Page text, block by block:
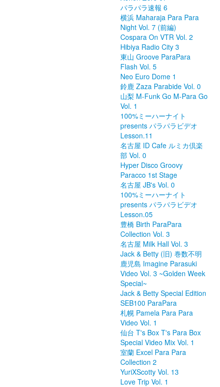
パラパラ速報 6
横浜 Maharaja Para Para
Night Vol. 7 (前編)
Cospara On VTR Vol. 2
Hibiya Radio City 3
東山 Groove ParaPara
Flash Vol. 5
Neo Euro Dome 1
鈴鹿 Zaza Parabide Vol. 0
山梨 M-Funk Go M-Para Go
Vol. 1
100%ミーハーナイト
presents パラパラビデオ
Lesson.11
名古屋 ID Cafe ルミカ倶楽
部 Vol. 0
Hyper Disco Groovy
Paracco 1st Stage
名古屋 JB's Vol. 0
100%ミーハーナイト
presents パラパラビデオ
Lesson.05
豊橋 Birth ParaPara
Collection Vol. 3
名古屋 Milk Hall Vol. 3
Jack & Betty (旧) 巻数不明
鹿児島 Imagine Parasuki
Video Vol. 3 ~Golden Week
Special~
Jack & Betty Special Edition
SEB100 ParaPara
札幌 Pamela Para Para
Video Vol. 1
仙台 T's Box T's Para Box
Special Video Mix Vol. 1
室蘭 Excel Para Para
Collection 2
YuriXScotty Vol. 13
Love Trip Vol. 1